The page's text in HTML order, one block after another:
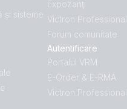
și sisteme
Expozanţi
Victron Professional
Forum comunitate
Autentificare
Portalul VRM
E-Order & E-RMA
Victron Professional